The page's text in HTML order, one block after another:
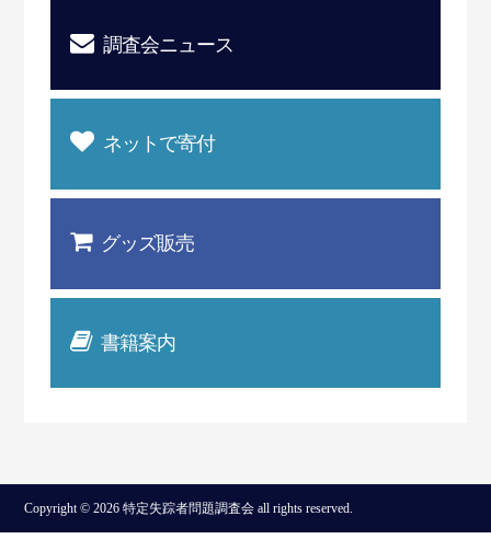
調査会ニュース
ネットで寄付
グッズ販売
書籍案内
Copyright © 2026 特定失踪者問題調査会 all rights reserved.